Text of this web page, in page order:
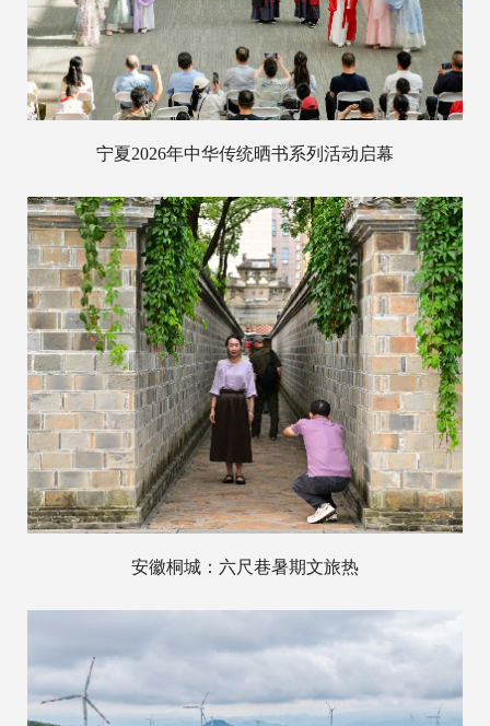
宁夏2026年中华传统晒书系列活动启幕
安徽桐城：六尺巷暑期文旅热